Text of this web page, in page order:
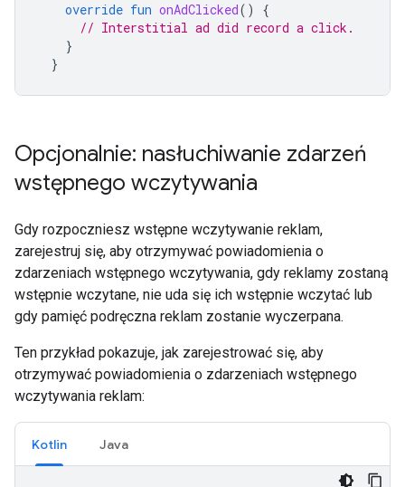
override fun onAdClicked()
{
// Interstitial ad did record a click.
}
}
Opcjonalnie: nasłuchiwanie zdarzeń
wstępnego wczytywania
Gdy rozpoczniesz wstępne wczytywanie reklam,
zarejestruj się, aby otrzymywać powiadomienia o
zdarzeniach wstępnego wczytywania, gdy reklamy zostaną
wstępnie wczytane, nie uda się ich wstępnie wczytać lub
gdy pamięć podręczna reklam zostanie wyczerpana.
Ten przykład pokazuje, jak zarejestrować się, aby
otrzymywać powiadomienia o zdarzeniach wstępnego
wczytywania reklam:
Kotlin Java